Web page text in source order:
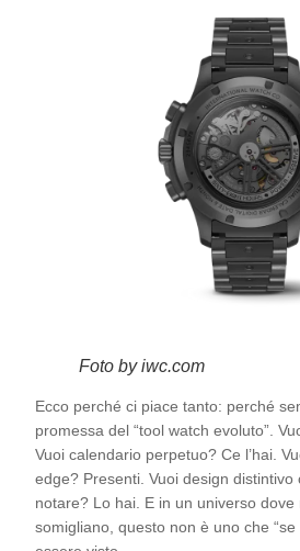
Foto by iwc.com
Ecco perché ci piace tanto: perché
promessa del “tool watch evoluto”.
Vuoi calendario perpetuo? Ce l’hai.
edge? Presenti. Vuoi design
notare? Lo hai. E in un universo dove
somigliano, questo non è uno che